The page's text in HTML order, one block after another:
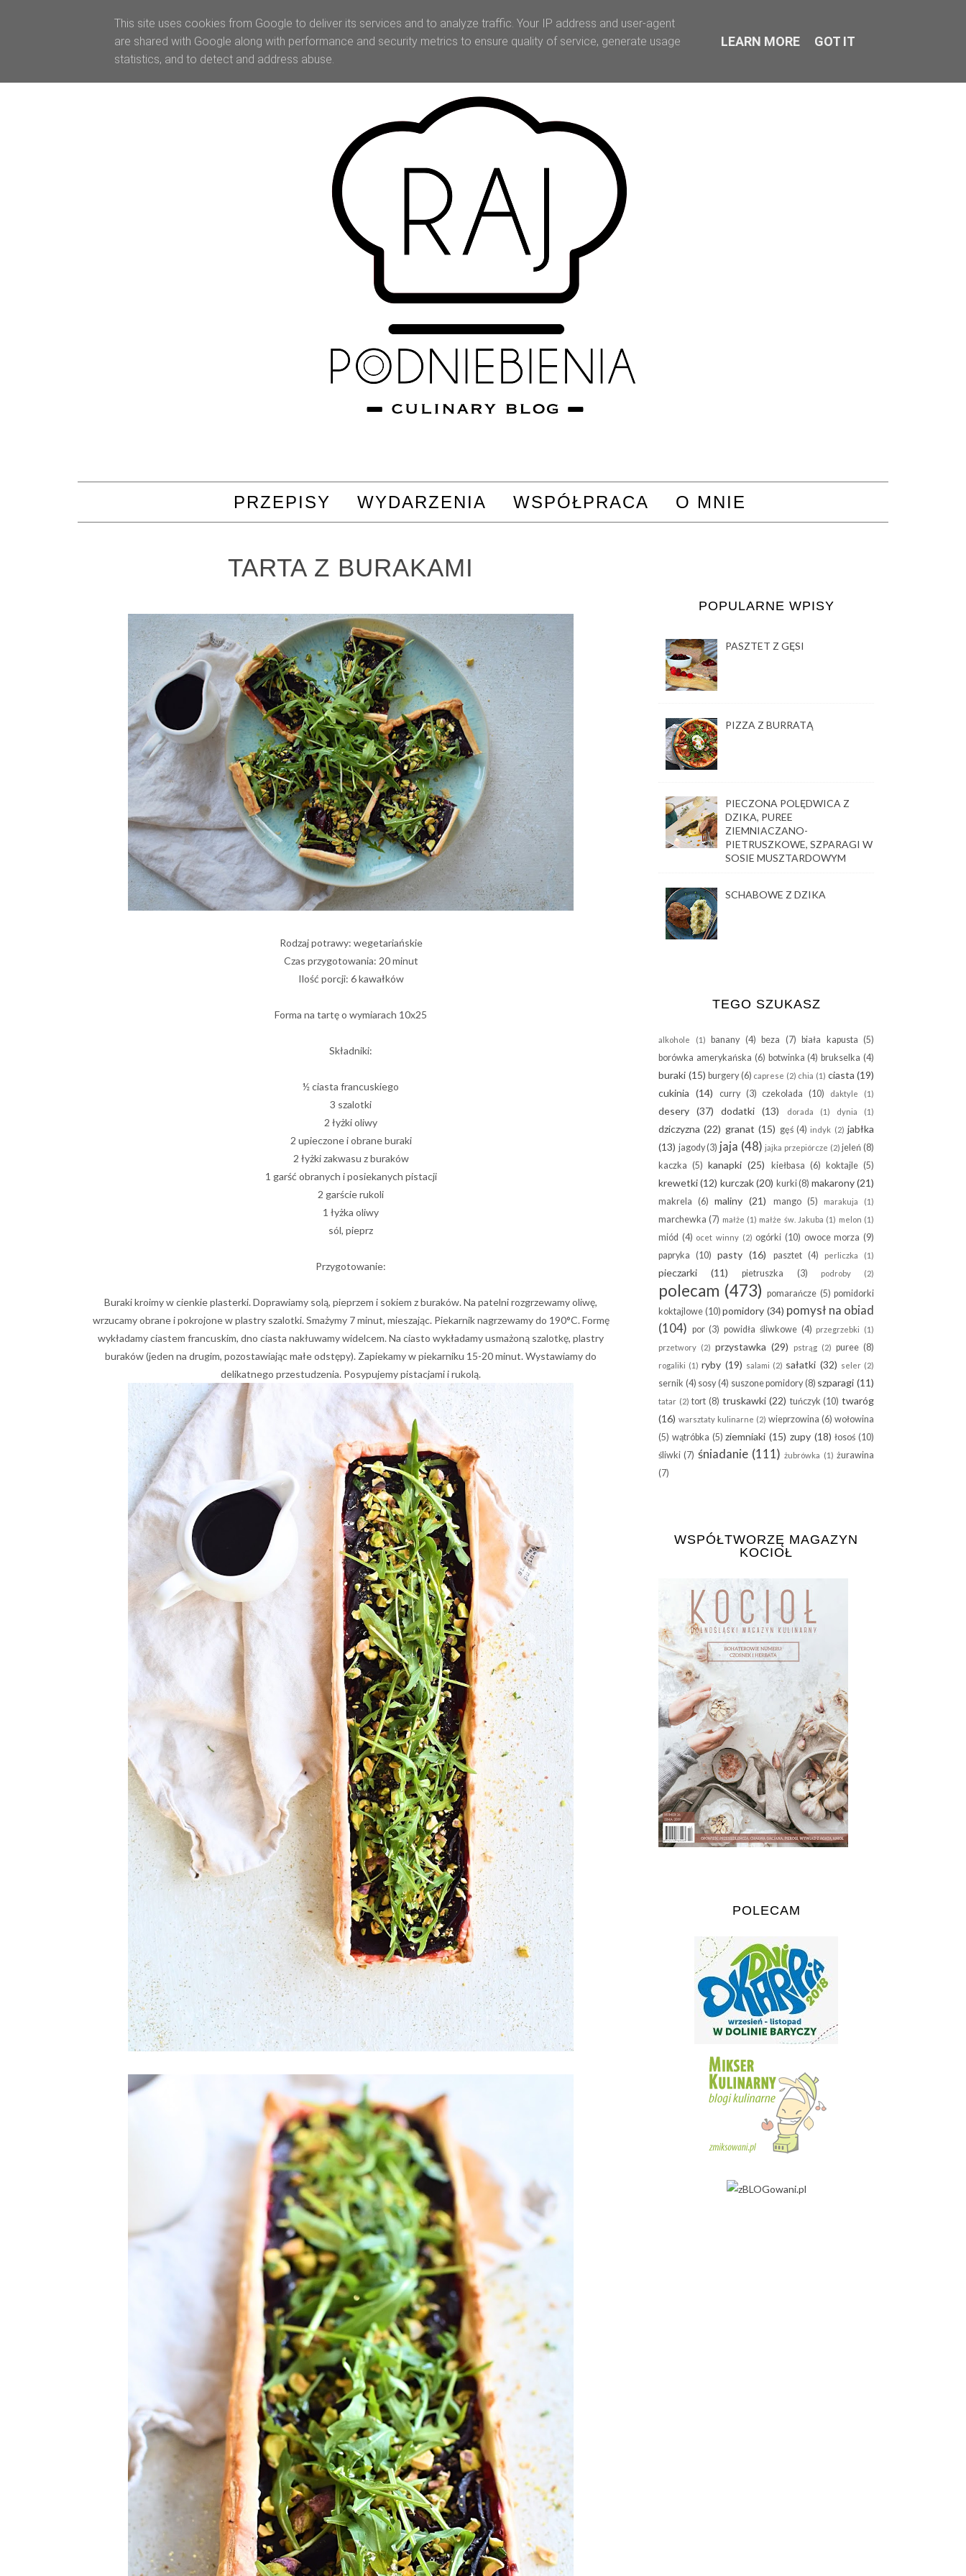
PRZEPISY WYDARZENIA WSPÓŁPRACA O MNIE
TARTA Z BURAKAMI
Rodzaj potrawy: wegetariańskie
Czas przygotowania: 20 minut
Ilość porcji: 6 kawałków
Forma na tartę o wymiarach 10x25
Składniki:
½ ciasta francuskiego
3 szalotki
2 łyżki oliwy
2 upieczone i obrane buraki
2 łyżki zakwasu z buraków
1 garść obranych i posiekanych pistacji
2 garście rukoli
1 łyżka oliwy
sól, pieprz
Przygotowanie:
Buraki kroimy w cienkie plasterki. Doprawiamy solą, pieprzem i sokiem z buraków. Na patelni rozgrzewamy oliwę,
wrzucamy obrane i pokrojone w plastry szalotki. Smażymy 7 minut, mieszając. Piekarnik nagrzewamy do 190°C. Formę
wykładamy ciastem francuskim, dno ciasta nakłuwamy widelcem. Na ciasto wykładamy usmażoną szalotkę, plastry
buraków (jeden na drugim, pozostawiając małe odstępy). Zapiekamy w piekarniku 15-20 minut. Wystawiamy do
delikatnego przestudzenia. Posypujemy pistacjami i rukolą.
POPULARNE WPISY
PASZTET Z GĘSI
PIZZA Z BURRATĄ
PIECZONA POLĘDWICA Z
DZIKA, PUREE
ZIEMNIACZANO-
PIETRUSZKOWE, SZPARAGI W
SOSIE MUSZTARDOWYM
SCHABOWE Z DZIKA
TEGO SZUKASZ
alkohole (1) banany (4) beza (7) biała kapusta (5)
borówka amerykańska (6) botwinka (4) brukselka (4)
buraki (15) burgery(6) caprese (2) chia (1) ciasta (19)
cukinia (14) curry (3) czekolada (10) daktyle (1)
desery (37) dodatki (13) dorada (1) dynia (1)
dziczyzna (22) granat (15) gęś (4) indyk (2) jabłka
(13) jagody(3) jaja (48) jajka przepiórcze (2) jeleń (8)
kaczka (5) kanapki (25) kiełbasa (6) koktajle (5)
krewetki (12) kurczak (20) kurki(8) makarony (21)
makrela (6) maliny (21) mango (5) marakuja (1)
marchewka (7) małże (1) małże św. Jakuba (1) melon (1)
miód (4) ocet winny (2) ogórki (10) owoce morza (9)
papryka
(10) pasty (16) pasztet (4) perliczka (1)
pieczarki (11) pietruszka (3) podroby (2)
polecam (473) pomarańcze (5) pomidorki
koktajlowe (10) pomidory (34) pomysł na obiad
(104) por (3) powidła śliwkowe (4) przegrzebki
(1)
przetwory (2) przystawka (29) pstrąg (2) puree (8)
rogaliki (1) ryby (19) salami (2) sałatki (32) seler (2)
sernik (4) sosy(4) suszone pomidory(8) szparagi (11)
tatar (2) tort (8) truskawki (22) tuńczyk (10) twaróg
(16) warsztaty kulinarne (2) wieprzowina (6) wołowina
(5) wątróbka (5) ziemniaki (15) zupy (18) łosoś (10)
śliwki (7) śniadanie (111) żubrówka (1) żurawina
(7)
WSPÓŁTWORZĘ MAGAZYN
KOCIOŁ
POLECAM
This site uses cookies from Google to deliver its services and to analyze traffic. Your IP address and user-agent
are shared with Google along with performance and security metrics to ensure quality of service, generate usage
statistics, and to detect and address abuse.
LEARN MORE GOT IT